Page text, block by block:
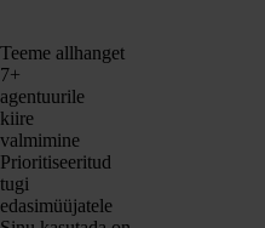
Teeme allhanget
7+
agentuurile
kiire
valmimine
Prioritiseeritud
tugi
edasimüüjatele